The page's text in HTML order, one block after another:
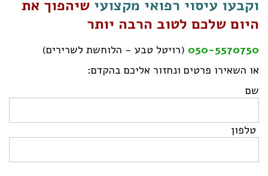
וקבעו עיסוי רפואי מקצועי שיהפוך את
היום שלכם לטוב הרבה יותר
050-5570750 (רויטל טבע - הלוחשת לשרירים)
או השאירו פרטים ונחזור אליכם בהקדם:
שם
טלפון